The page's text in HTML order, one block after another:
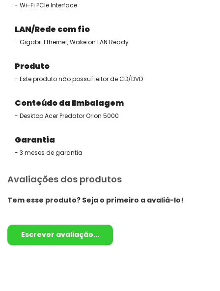
- Wi-Fi PCIe Interface
LAN/Rede com fio
- Gigabit Ethernet, Wake on LAN Ready
Produto
- Este produto não possuí leitor de CD/DVD
Conteúdo da Embalagem
- Desktop Acer Predator Orion 5000
Garantia
- 3 meses de garantia
Avaliações dos produtos
Tem esse produto? Seja o primeiro a avaliá-lo!
Escrever avaliação...